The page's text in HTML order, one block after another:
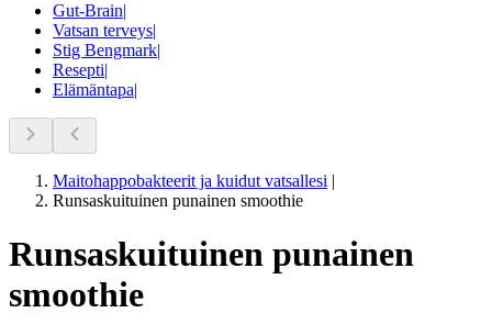
Gut-Brain|
Vatsan terveys|
Stig Bengmark|
Resepti|
Elämäntapa|
Maitohappobakteerit ja kuidut vatsallesi |
Runsaskuituinen punainen smoothie
Runsaskuituinen punainen
smoothie